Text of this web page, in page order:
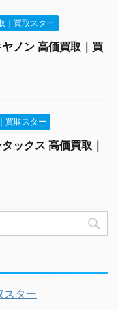
｜買取スター
ノン 高価買取｜買
買取スター
ックス 高価買取｜
スター